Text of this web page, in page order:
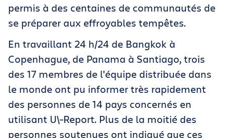
permis à des centaines de communautés de
se préparer aux effroyables tempêtes.
En travaillant 24 h/24 de Bangkok à
Copenhague, de Panama à Santiago, trois
des 17 membres de l'équipe distribuée dans
le monde ont pu informer très rapidement
des personnes de 14 pays concernés en
utilisant U\-Report. Plus de la moitié des
personnes soutenues ont indiqué que ces